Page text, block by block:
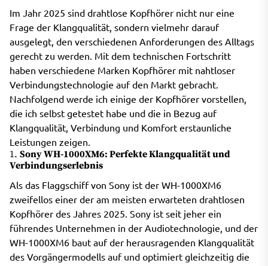
Im Jahr 2025 sind drahtlose Kopfhörer nicht nur eine
Frage der Klangqualität, sondern vielmehr darauf
ausgelegt, den verschiedenen Anforderungen des Alltags
gerecht zu werden. Mit dem technischen Fortschritt
haben verschiedene Marken Kopfhörer mit nahtloser
Verbindungstechnologie auf den Markt gebracht.
Nachfolgend werde ich einige der Kopfhörer vorstellen,
die ich selbst getestet habe und die in Bezug auf
Klangqualität, Verbindung und Komfort erstaunliche
Leistungen zeigen.
1. Sony WH-1000XM6: Perfekte Klangqualität und
Verbindungserlebnis
Als das Flaggschiff von Sony ist der WH-1000XM6
zweifellos einer der am meisten erwarteten drahtlosen
Kopfhörer des Jahres 2025. Sony ist seit jeher ein
führendes Unternehmen in der Audiotechnologie, und der
WH-1000XM6 baut auf der herausragenden Klangqualität
des Vorgängermodells auf und optimiert gleichzeitig die